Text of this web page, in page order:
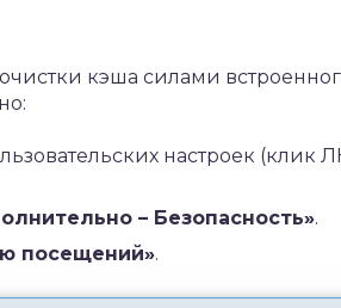
кэша силами
настроек (клик
– Безопасность».
посещений».